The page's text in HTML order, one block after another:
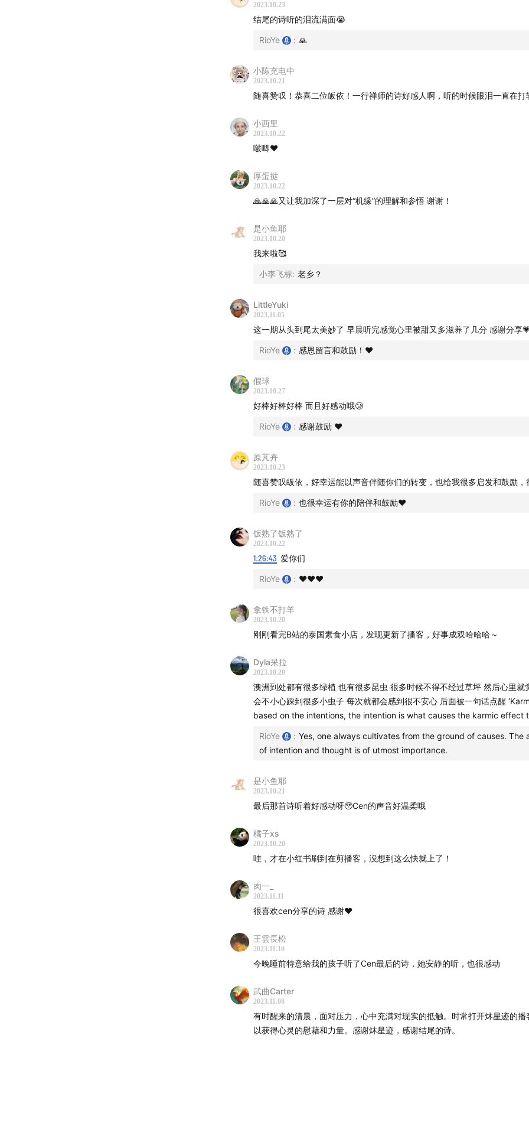
也感谢大家的链接。
Rio 2023.10.20
——
🎨 封面故事：梅村里的 Rio
🎵 音乐推荐结尾：法國梅村·
🪐 关于「 炑星迹」
——
Rio 和 Cen 推荐你可以听
E120 泰国梅村 I 幸福在此时此地此刻：记录一次步行聊天
E110 一行禅师 I《怎么吃》：整个宇宙现前，来支持我的存在
E114 参究自我 I 当我们痛苦不堪时，如何活在当下？
E111 重启 I 空掉杯子 交出自己
E83 参究自我 I 种下欢喜的因 收获欢喜的果
E81 参究自我 I 为什么我们这两个年轻人要学佛？
E55 参究自我 I 找到我们内心的根
E43 参究自我 I 空性：让生命来活你
E39 疗愈 I 你的情绪就是你的能量
——
🎉 我们的分身：
文字：微信公众号（
小店：微信小程序（炑星迹星球），自助下单
影像：
修行：微信公众号 （
2023.10.23
结尾的诗听的泪流满面😭
RioYe : 🙏
小陈充电中
2023.10.21
随喜赞叹！恭喜二位皈依！一行禅师的诗好感人啊，听的时候眼泪一直在打
小西里
2023.10.22
啵唧❤️
厚蛋挞
2023.10.22
🙏🙏🙏又让我加深了一层对“机缘”的理解和参悟 谢谢！
是小鱼耶
2023.10.20
我来啦🥰
小李飞标: 老乡？
LittleYuki
2023.11.05
这一期从头到尾太美妙了 早晨听完感觉心里被甜又多滋养了几分 感谢分享
RioYe : 感恩留言和鼓励！❤️
假球
2023.10.27
好棒好棒好棒 而且好感动哦🥲
RioYe : 感谢鼓励 ❤️
原芃卉
2023.10.23
随喜赞叹皈依，好幸运能以声音伴随你们的转变，也给我很多启发和鼓励，
RioYe : 也很幸运有你的陪伴和鼓励❤️
饭熟了饭熟了
2023.10.22
1:26:43 爱你们
RioYe : ❤️❤️❤️
拿铁不打羊
2023.10.20
刚刚看完B站的泰国素食小店，发现更新了播客，好事成双哈哈哈～
Dyla呆拉
2023.10.20
澳洲到处都有很多绿植 也有很多昆虫 很多时候不得不经过草坪 然后心里就
会不小心踩到很多小虫子 每次就都会感到很不安心 后面被一句话点醒
based on the intentions, the intention is what causes the karmic effect
RioYe : Yes, one always cultivates from the ground of causes. The
of intention and thought is of utmost importance.
是小鱼耶
2023.10.21
最后那首诗听着好感动呀🥹Cen的声音好温柔哦
橘子xs
2023.10.20
哇，才在小红书刷到在剪播客，没想到这么快就上了！
肉一_
2023.11.11
很喜欢cen分享的诗 感谢❤️
王雲長松
2023.11.10
今晚睡前特意给我的孩子听了Cen最后的诗，她安静的听，也很感动
武曲Carter
2023.11.08
有时醒来的清晨，面对压力，心中充满对现实的抵触。时常打开炑星迹的播
以获得心灵的慰藉和力量。感谢炑星迹，感谢结尾的诗。